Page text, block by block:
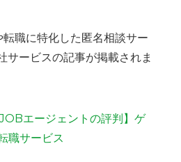
職に特化した匿名相談サー
サービスの記事が掲載されま
JOBエージェントの評判】ゲ
職サービス